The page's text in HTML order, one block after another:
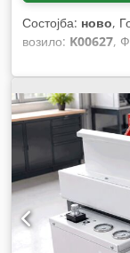
Состојба: ново,
возило: K00627,
влезен напон:
максимална
ширина на
опсег на вртење:
вкупна висина:
ширина:850 мм
прирачник